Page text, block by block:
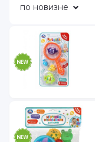
по новизне